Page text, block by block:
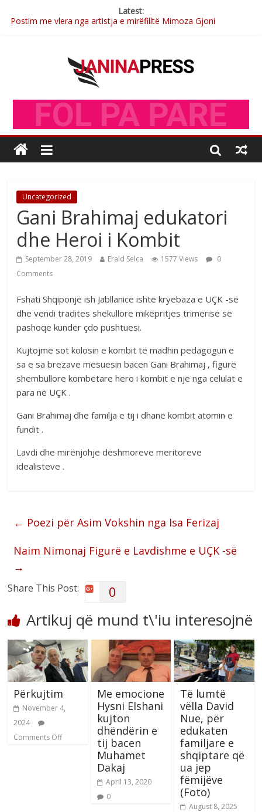
Latest:
Postim me vlera nga artistja e mirëfilltë Mimoza Gjoni
Nga poetja atdhetare Kumrie Shala -BOLL MO
Çlirimtari Mentor Mushkolaj nderohet me mirenjohje nga
Xhevdet Qeriqi Dega e invalidëve në Fushë Kosovë
Uncategorized
Gani Brahimaj edukatori
dhe Heroi i Kombit
September 28, 2019 Erald Selca 1577 Views
0
Comments
Fshati Shqiponjë ish Jabllanicë ishte kryebaza e UÇK -së
dhe vendi tradites shekullore mikëpritjes trimërisë së
pashoqe kundër çdo pushtuesi.
Kujtojmë sot kolosin e kombit të madhin pedagogun e
sa e sa brezave mësuesin bacen Gani Brahimaj , figurë
shembullore kombëtare hero i kombit e një nga celulat e
para në UÇK .
Gani Brahimaj dhe familja e tij i dhanë kombit atomin e
fundit .
Lavdi dhe mirënjohje dëshmoreve meritoreve
idealisteve .
← Poezi për Asim Vokshin nga Isa Ferizaj
Naim Nimonaj Figurë e Lavdishme e UÇK -së
→
Share This Post: 0
Artikuj që mund t\'iu interesojnë
Përkujtim
November 4,
2024
Comments Off
Me emocione
Hysni Elshani
kujton
dhëndërin e
tij bacen
Muhamet
Dakaj
April 13, 2020
0
Të lumtë
vëlla David
Nue, për
edukaten
familjare e
shqiptare që
ua jep
fëmijëve
(Foto)
August 8, 2025